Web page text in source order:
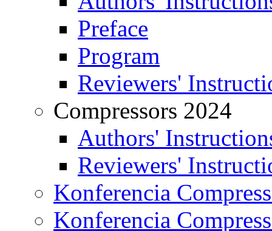
Preface
Program
Reviewers'
Compressors 2024
Authors'
Reviewers'
Konferencia
Konferencia